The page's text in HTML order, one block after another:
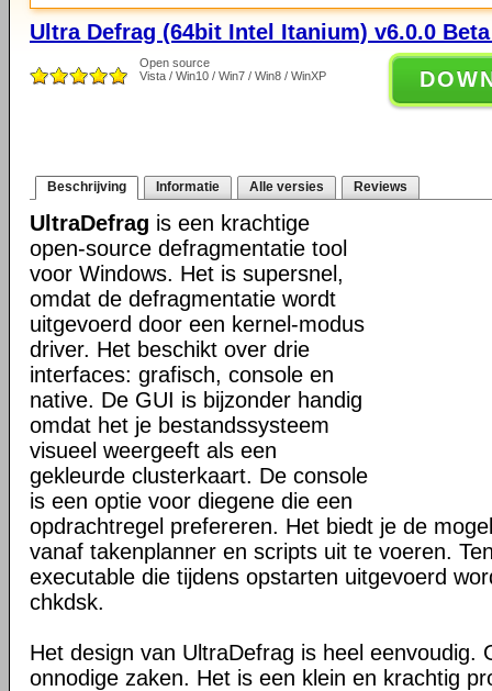
Ultra Defrag (64bit Intel Itanium) v6.0.0
Open source
Vista / Win10 / Win7 / Win8 / WinXP
Beschrijving Informatie Alle versies Reviews
UltraDefrag is een krachtige
open-source defragmentatie tool
voor Windows. Het is supersnel,
omdat de defragmentatie wordt
uitgevoerd door een kernel-modus
driver. Het beschikt over drie
interfaces: grafisch, console en
native. De GUI is bijzonder handig
omdat het je bestandssysteem
visueel weergeeft als een
gekleurde clusterkaart. De console
is een optie voor diegene die een
opdrachtregel prefereren. Het biedt je de
vanaf takenplanner en scripts uit te voeren.
executable die tijdens opstarten uitgevoerd
chkdsk.
Het design van UltraDefrag is heel eenvoudig.
onnodige zaken. Het is een klein en krachtig